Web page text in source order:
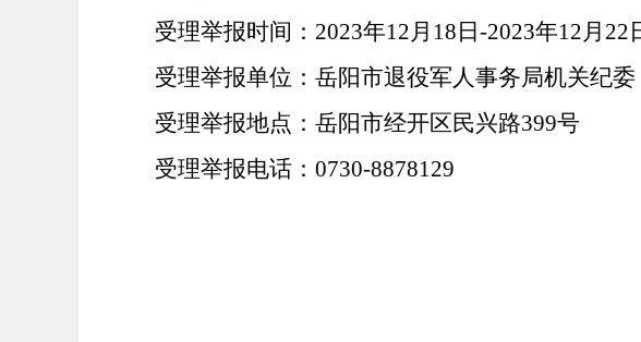
受理举报时间： 2023年12月18日-2023年12月22
受理举报单位：岳阳市退役军人事务局机关纪委
受理举报地点：岳阳市经开区民兴路399号
受理举报电话：0730-8878129
岳阳市
2023